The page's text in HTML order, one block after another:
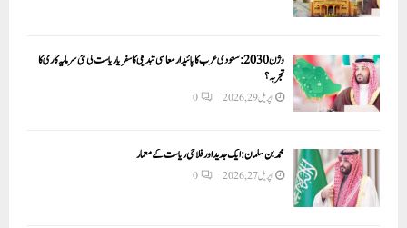
وژن 2030:سعودی عرب کا پائیدار معاشی تبدیلی کا سفر یا ریاست کی نئی سرمایہ کاری کا
تجربہ؟
اپریل 29, 2026 0
محمد بن سلمان: ایک جدید اور فلاحی ریاست کے معمار
اپریل 27, 2026 0